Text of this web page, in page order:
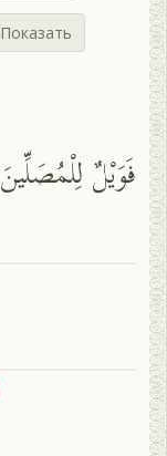
Показать
فَوَيْلٌ لِلْمُصَلِّينَ